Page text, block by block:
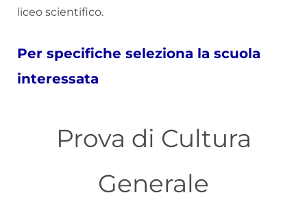
liceo scientifico.
Per specifiche seleziona la scuola
interessata
Prova di Cultura
Generale